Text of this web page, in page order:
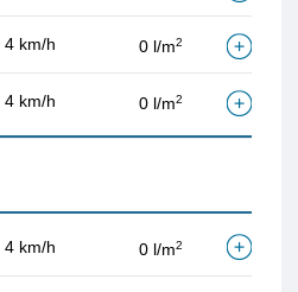
4 km/h 0 l/m2
4 km/h 0 l/m2
4 km/h 0 l/m2